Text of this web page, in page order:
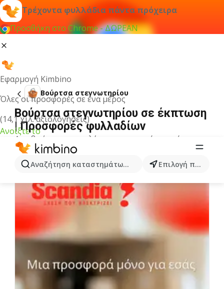
Τρέχοντα φυλλάδια πάντα πρόχειρα
Προσθήκη στο Chrome - ΔΩΡΕΑΝ
Εφαρμογή Kimbino
Όλες οι προσφορές σε ένα μέρος
(14,1 χιλ. αξιολογήσεις)
Ανοίξτε το
Αναζήτηση καταστημάτων, κατηγοριών, προϊόντων...
Επιλογή πόλης
Βούρτσα στεγνωτηρίου
Βούρτσα στεγνωτηρίου σε έκπτωση
| Προσφορές φυλλαδίων
Δεν βρήκαμε αποτελέσματα για αυτόν τον όρο.
Άλλα φυλλάδια από την κατηγορία